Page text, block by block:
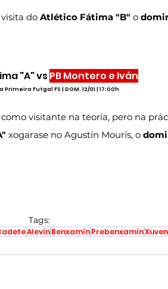
do Atlético Fátima "B" o
"A" vs PB Montero e Iván
Primeira Futgal FS | DOM. 12/01 | 17:00h
visitante na teoría, pero na
xogarase no Agustín Mourís, o
Tags:
AlevínBenxamínPrebenxamín